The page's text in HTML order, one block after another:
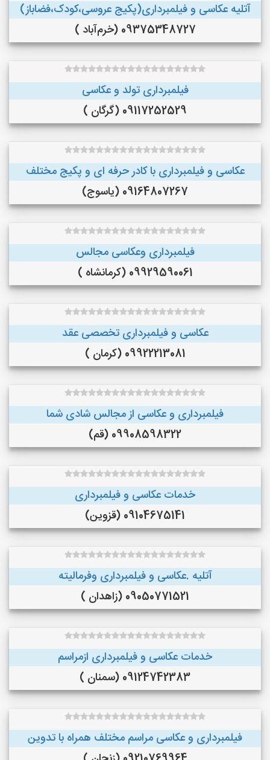
آتلیه عکاسی و فیلمبرداری(پکیج عروسی،کودک،فضاباز)
09375348727 (خرم‌آباد )
فیلمبرداری تولد و عکاسی
09117252529 (گرگان )
عکاسی و فیلمبرداری با کادر حرفه ای و پکیج مختلف
09164807267 (یاسوج)
فیلمبرداری وعکاسی مجالس
09929590061 (کرمانشاه )
عکاسی و فیلمبرداری تخصصی عقد
09922213081 (کرمان )
فیلمبرداری و عکاسی از مجالس شادی شما
09908598322 (قم)
خدمات عکاسی و فیلمبرداری
09104675141 (قزوین)
آتلیه .عکاسی و فیلمبرداری وفرمالیته
09050771521 (زاهدان )
خدمات عکاسی و فیلمبرداری ازمراسم
09124742383 (سمنان )
فیلمبرداری و عکاسی مراسم مختلف همراه با تدوین